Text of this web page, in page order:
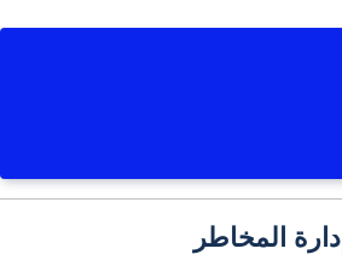
إدارة المخاطر